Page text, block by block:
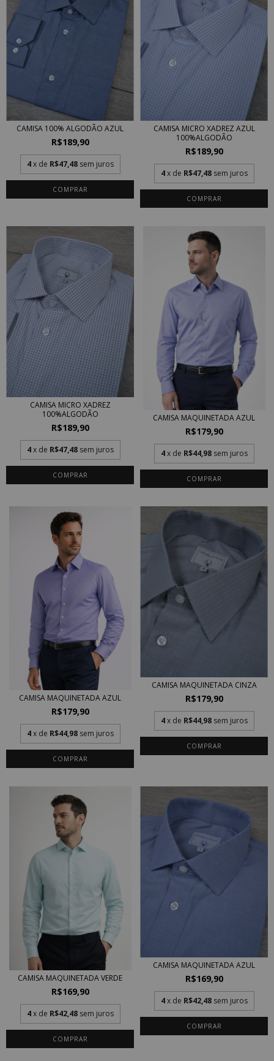
CAMISA 100% ALGODÃO AZUL
R$189,90
4 x de R$47,48 sem juros
COMPRAR
CAMISA MICRO XADREZ AZUL
100%ALGODÃO
R$189,90
4 x de R$47,48 sem juros
COMPRAR
CAMISA MICRO XADREZ
100%ALGODÃO
R$189,90
4 x de R$47,48 sem juros
COMPRAR
CAMISA MAQUINETADA AZUL
R$179,90
4 x de R$44,98 sem juros
COMPRAR
CAMISA MAQUINETADA AZUL
R$179,90
4 x de R$44,98 sem juros
COMPRAR
CAMISA MAQUINETADA CINZA
R$179,90
4 x de R$44,98 sem juros
COMPRAR
CAMISA MAQUINETADA VERDE
R$169,90
4 x de R$42,48 sem juros
COMPRAR
CAMISA MAQUINETADA AZUL
R$169,90
4 x de R$42,48 sem juros
COMPRAR